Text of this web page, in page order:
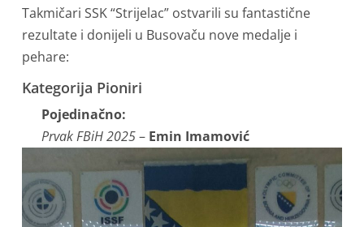
Takmičari SSK “Strijelac” ostvarili su fantastične
rezultate i donijeli u Busovaču nove medalje i
pehare:
Kategorija Pioniri
Pojedinačno:
Prvak FBiH 2025– Emin Imamović